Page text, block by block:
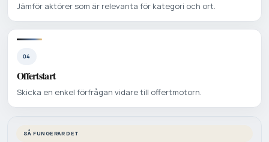
Jämför aktörer som är relevanta för kategori och ort.
04
Offertstart
Skicka en enkel förfrågan vidare till offertmotorn.
SÅ FUNGERAR DET